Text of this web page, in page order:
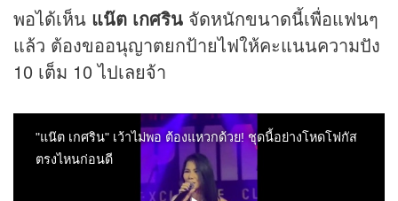
พอได้เห็น แน๊ต เกศริน จัดหนักขนาดนี้เพื่อแฟนๆ
แล้ว ต้องขออนุญาตยกป้ายไฟให้คะแนนความปัง
10 เต็ม 10 ไปเลยจ้า